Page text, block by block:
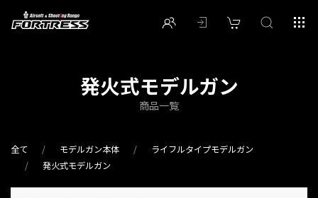
発火式モデルガン
商品一覧
全て モデルガン本体
ライフルタイプモデルガン
発火式モデルガン